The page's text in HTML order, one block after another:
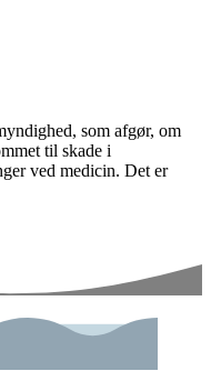
som afgør, om
til skade i
ved medicin. Det er